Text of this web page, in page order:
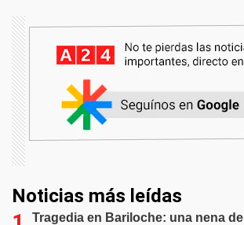
Noticias más leídas
Tragedia en Bariloche: una nena de